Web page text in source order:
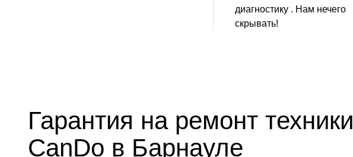
диагностику . Нам нечего
скрывать!
Гарантия на ремонт техники
CanDo в Барнауле